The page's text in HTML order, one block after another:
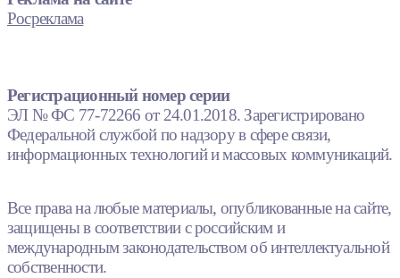
Росреклама
Регистрационный номер серии
ЭЛ № ФС 77-72266 от 24.01.2018. Зарегистрировано
Федеральной службой по надзору в сфере связи,
информационных технологий и массовых коммуникаций.
Все права на любые материалы, опубликованные на сайте,
защищены в соответствии с российским и
международным законодательством об интеллектуальной
собственности.